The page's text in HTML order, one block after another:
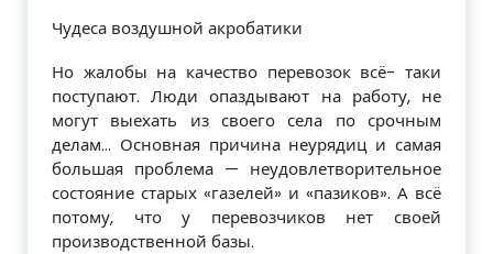
Чудеса воздушной акробатики
Но жалобы на качество перевозок всё- таки
поступают. Люди опаздывают на ра­боту, не
могут выехать из своего села по срочным
делам… Основная причина не­урядиц и самая
большая проблема — не­удовлетворительное
состояние старых «газелей» и «пазиков». А всё
потому, что у перевозчиков нет своей
производствен­ной базы.